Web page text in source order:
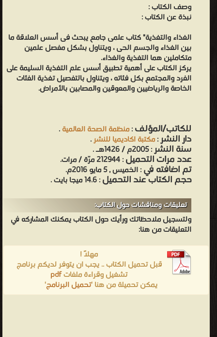
وصف الكتاب :
نبذة عن الكتاب :
الغذاء والتغذية" كتاب علمى جامع يبحث فى أسس العلاقة ما
بين الغذاء والجسم الحى ، ويتناول بشكل مفصل علمين
متكاملين هما التغذية والغذاء.
يركز الكتاب على أهمية تطبيق أسس علم التغذية السليمة على
الفرد والمجتمع بكل فئاته ، ويتناول بالتفصيل تغذية الفئات
الخاصة والرياضيين والمعوقين والمصابين بالأمراض.
للكاتب/المؤلف:منظمة الصحة العالمية.
دار النشر:مكتبة اكاديميا للنشر.
سنة النشر: 2005م / 1426هـ .
عدد مرات التحميل: 212944 مرّة / مرات.
تم اضافته في: الخميس , 5 مايو 2016م.
حجم الكتاب عند التحميل: 14.6 ميجا بايت .
تعليقات ومناقشات حول الكتاب:
ولتسجيل ملاحظاتك ورأيك حول الكتاب يمكنك المشاركه في
التعليقات من هنا:
مهلاً !
قبل تحميل الكتاب .. يجب ان يتوفر لديكم برنامج
تشغيل وقراءة ملفاتpdf
يمكن تحميلة من هنا 'تحميل البرنامج'